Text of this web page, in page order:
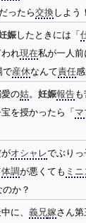
だったら交換しよう
娠したときには「
れ現在私が一人前
で産休なんて責任
の姑。 妊娠報告
を授かったら「 マ
オシャレでぶりっ
体調が悪くても ミ
のか？
に、 義兄嫁さん